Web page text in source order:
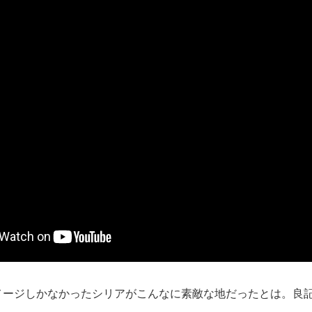
ジしかなかったシリアがこんなに素敵な地だったとは。良